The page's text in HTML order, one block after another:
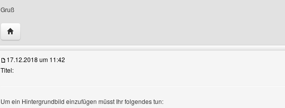
Gruß
Website dieses Benutzers besuchen: Life4Enjoy
17.12.2018 um 11:42
Titel:
Um ein Hintergrundbild einzufügen müsst Ihr folgendes tun: